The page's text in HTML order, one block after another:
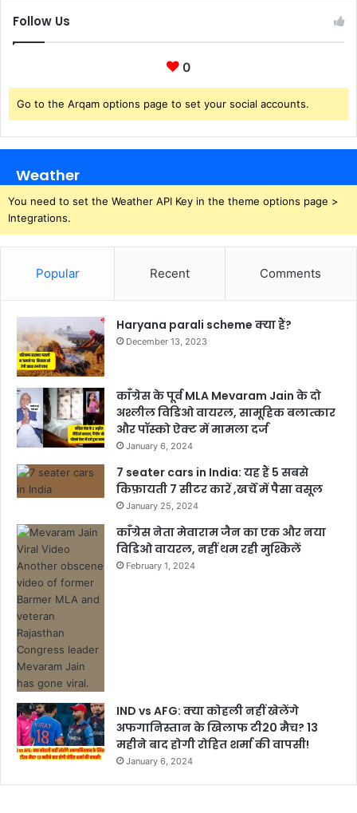
Follow Us
0
Go to the Arqam options page to set your social accounts.
Weather
You need to set the Weather API Key in the theme options page >
Integrations.
Popular Recent Comments
Haryana parali scheme क्या हैं?
December 13, 2023
काँग्रेस के पूर्व MLA Mevaram Jain के दो
अश्लील विडिओ वायरल, सामूहिक बलात्कार
और पॉस्को ऐक्ट में मामला दर्ज
January 6, 2024
7 seater cars in India: यह हैं 5 सबसे
किफ़ायती 7 सीटर कारें ,खर्चें में पैसा वसूल
January 25, 2024
काँग्रेस नेता मेवाराम जैन का एक और नया
विडिओ वायरल, नहीं थम रही मुश्किलें
February 1, 2024
IND vs AFG: क्या कोहली नहीं खेलेंगे
अफगानिस्तान के खिलाफ टी20 मैच? 13
महीने बाद होगी रोहित शर्मा की वापसी!
January 6, 2024